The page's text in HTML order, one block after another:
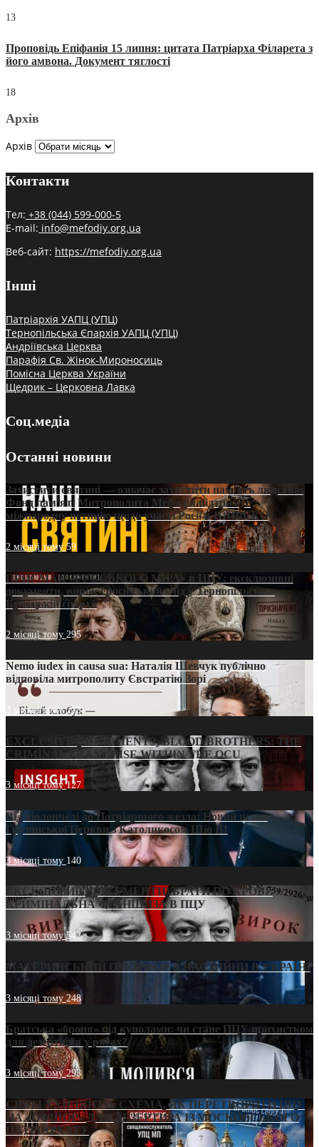
13
Проповідь Епіфанія 15 липня: цитата Патріарха Філарета з
його амвона. Документ тяглості
18
Архів
Архів
Контакти
Тел: +38 (044) 599-000-5
E-mail: info@mefodiy.org.ua
Веб-сайт: https://mefodiy.org.ua
Інші
Патріархія УАПЦ (УПЦ)
Тернопільська Єпархія УАПЦ (УПЦ)
Андріївська Церква
Парафія Св. Жінок-Мироносиць
Помісна Церква України
Щедрик – Церковна Лавка
Соц.медіа
Останні новини
Захистити святині — означає захистити пам’ять людства:
Фонд пам’яті Митрополита Мефодія підтримує
міжнародну петицію щодо участі Росії в ЮНЕСКО
2 місяці тому59
ПРИСМАК «РУССЬКОГО МІРА» в ПЦУ: ексклюзивні
документи, вирок і російський слід у Тернопільсько-
Бучацькій єпархії
2 місяці тому 295
Nemo iudex in causa sua: Наталія Шевчук публічно
відповіла митрополиту Євстратію Зорі
3 місяці тому213
EXCLUSIVE (DOCUMENTS)/BLOOD BROTHERS: THE
CRIMINAL FRANCHISE WITHIN THE OCU
3 місяці тому127
Від віолончелі до Патріаршого жезла: Новий шлях
Грузинської Церкви з Католикосом Шіо III
3 місяці тому 140
ЕКСКЛЮЗИВ (ДОКУМЕНТИ)/БРАТИ ПО КРОВІ:
КРИМІНАЛЬНА ФРАНШИЗА В ПЦУ
3 місяці тому542
МАТЕРИНСЬКИЙ ОМОРФОР В ЧАС ВІЙНИ В УКРАЇНІ
3 місяці тому248
Братська «броня» під куполами: чи стане ПЦУ прихистком
для дезертирів у рясах?
3 місяці тому293
СВЯТІ УХИЛЯНТИ: СХЕМА, ЯК ПЕРЕТВОРИТИ ПЦУ
НА «ОФШОР» ДЛЯ ДЕЗЕРТИРА ІЗ МОСКОВСЬКОГО
ПАТРІАРХАТУ